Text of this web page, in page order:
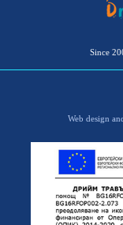
Since
Web design